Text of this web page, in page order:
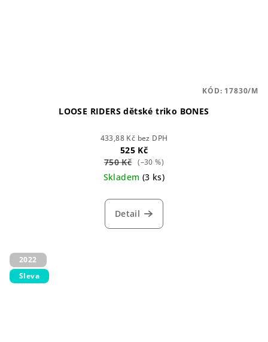
LOOSE RIDERS dětské triko BONES
433,88 Kč bez DPH
525 Kč
750 Kč (–30 %)
Skladem (3 ks)
Detail
KÓD: 17830/M
2022
Sleva